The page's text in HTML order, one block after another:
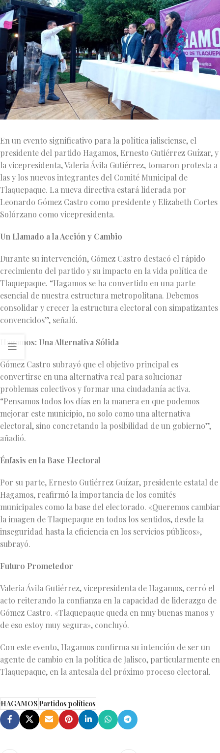
En un evento significativo para la política jalisciense, el
presidente del partido Hagamos, Ernesto Gutiérrez Guízar, y
la vicepresidenta, Valeria Ávila Gutiérrez, tomaron protesta a
las y los nuevos integrantes del Comité Municipal de
Tlaquepaque. La nueva directiva estará liderada por
Leonardo Gómez Castro como presidente y Elizabeth Cortes
Solórzano como vicepresidenta.
Un Llamado a la Acción y Cambio
Durante su intervención, Gómez Castro destacó el rápido
crecimiento del partido y su impacto en la vida política de
Tlaquepaque. “Hagamos se ha convertido en una parte
esencial de nuestra estructura metropolitana. Debemos
consolidar y crecer la estructura electoral con simpatizantes
convencidos”, señaló.
Hagamos: Una Alternativa Sólida
Gómez Castro subrayó que el objetivo principal es
convertirse en una alternativa real para solucionar
problemas colectivos y formar una ciudadanía activa.
“Pensamos todos los días en la manera en que podemos
mejorar este municipio, no solo como una alternativa
electoral, sino concretando la posibilidad de un gobierno”,
añadió.
Énfasis en la Base Electoral
Por su parte, Ernesto Gutiérrez Guízar, presidente estatal de
Hagamos, reafirmó la importancia de los comités
municipales como la base del electorado. «Queremos cambiar
la imagen de Tlaquepaque en todos los sentidos, desde la
inseguridad hasta la eficiencia en los servicios públicos»,
subrayó.
Futuro Prometedor
Valeria Ávila Gutiérrez, vicepresidenta de Hagamos, cerró el
acto reiterando la confianza en la capacidad de liderazgo de
Gómez Castro. «Tlaquepaque queda en muy buenas manos y
de eso estoy muy segura», concluyó.
Con este evento, Hagamos confirma su intención de ser un
agente de cambio en la política de Jalisco, particularmente en
Tlaquepaque, en la antesala del próximo proceso electoral.
HAGAMOSPartidos políticos